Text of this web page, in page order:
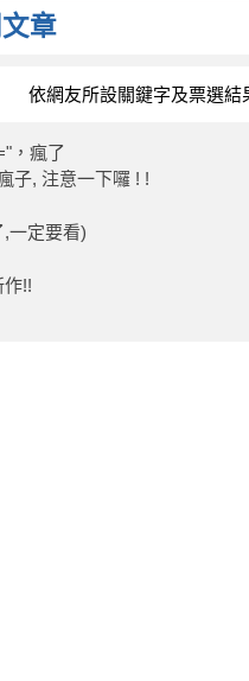
章
依網友所設關鍵字及票選結
，瘋了
子, 注意一下囉 ! !
一定要看)
作!!